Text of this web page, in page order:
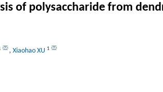
of polysaccharide from
, Xiaohao XU 1